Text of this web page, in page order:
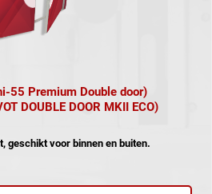
55 Premium Double door)
DOUBLE DOOR MKII ECO)
geschikt voor binnen en buiten.